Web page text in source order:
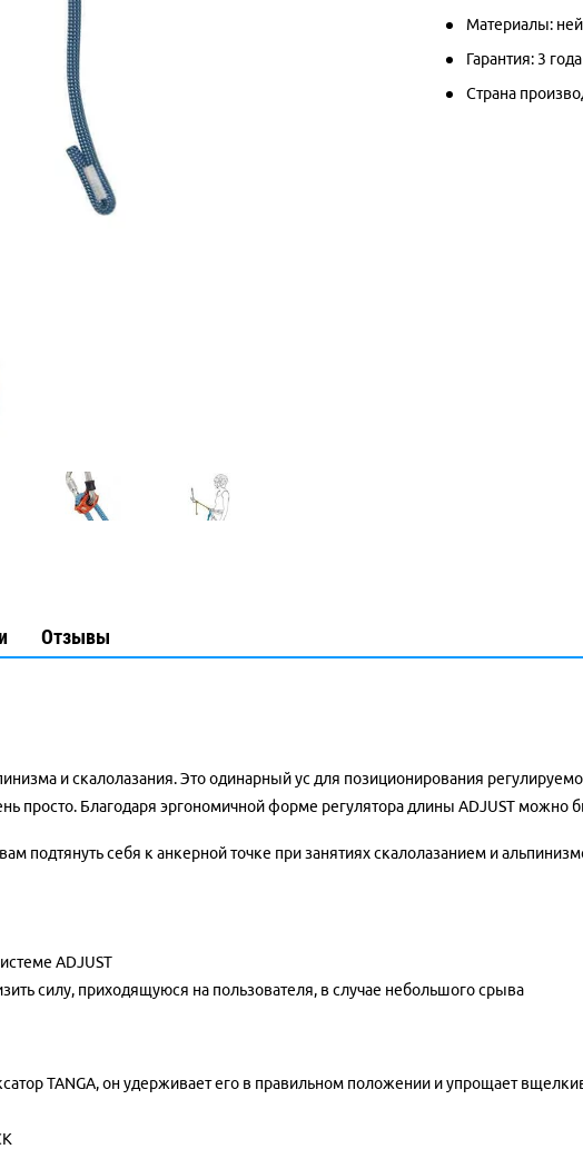
Материалы:
Гарантия: 3 года
Страна
Отзывы
и скалолазания. Это одинарный ус для позиционирования
просто. Благодаря эргономичной форме регулятора длины ADJUST
подтянуть себя к анкерной точке при занятиях скалолазанием и
ADJUST
силу, приходящуюся на пользователя, в случае небольшого срыва
TANGA, он удерживает его в правильном положении и упрощает